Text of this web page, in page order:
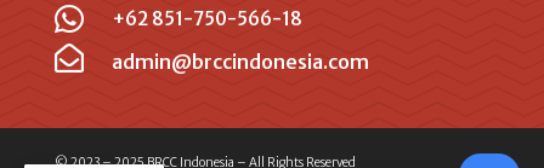
 +62 851-750-566-18
 admin@brccindonesia.com
© 2023 – 2025 BRCC Indonesia – All Rights Reserved